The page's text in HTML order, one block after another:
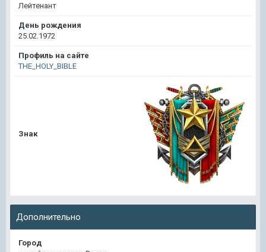
Лейтенант
День рождения
25.02.1972
Профиль на сайте
THE_HOLY_BIBLE
Знак
Дополнительно
Город